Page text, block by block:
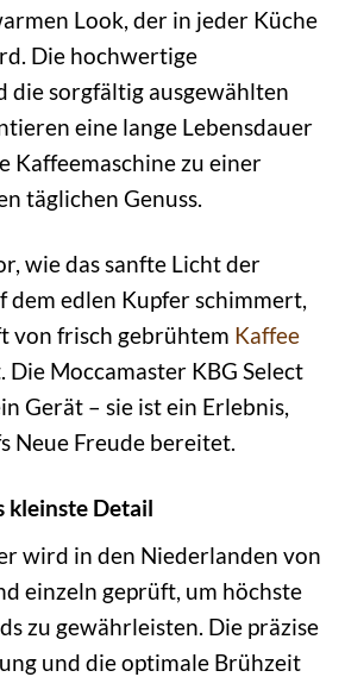
Look, der in jeder Küche
Die hochwertige
die sorgfältig ausgewählten
eine lange Lebensdauer
Kaffeemaschine zu einer
täglichen Genuss.
wie das sanfte Licht der
dem edlen Kupfer schimmert,
von frisch gebrühtem Kaffee
Die Moccamaster KBG Select
Gerät – sie ist ein Erlebnis,
Neue Freude bereitet.
kleinste Detail
wird in den Niederlanden von
einzeln geprüft, um höchste
zu gewährleisten. Die präzise
und die optimale Brühzeit